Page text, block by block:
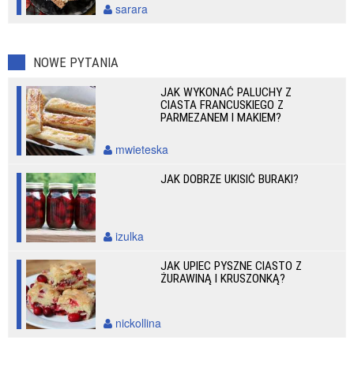
sarara
NOWE PYTANIA
JAK WYKONAĆ PALUCHY Z
CIASTA FRANCUSKIEGO Z
PARMEZANEM I MAKIEM?
mwieteska
JAK DOBRZE UKISIĆ BURAKI?
izulka
JAK UPIEC PYSZNE CIASTO Z
ŻURAWINĄ I KRUSZONKĄ?
nickollina